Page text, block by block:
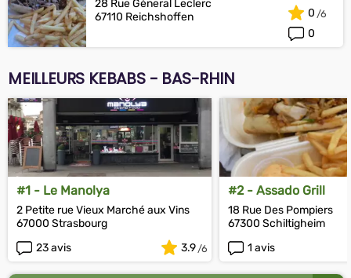
28 Rue Géneral Leclerc
67110 Reichshoffen
0
0
MEILLEURS KEBABS - BAS-RHIN
#1 - Le Manolya
2 Petite rue Vieux Marché aux Vins
67000 Strasbourg
23 avis
3.9
#2 - Assado Grill
18 Rue Des Pompiers
67300 Schiltigheim
1 avis